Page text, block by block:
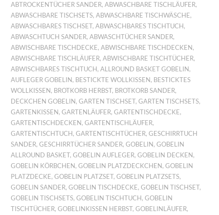
ABTROCKENTÜCHER SANDER,ABWASCHBARE TISCHLÄUFER,
ABWASCHBARE TISCHSETS,ABWASCHBARE TISCHWÄSCHE,
ABWASCHBARES TISCHSET,ABWASCHBARES TISCHTUCH,
ABWASCHTUCH SANDER,ABWASCHTÜCHER SANDER,
ABWISCHBARE TISCHDECKE,ABWISCHBARE TISCHDECKEN,
ABWISCHBARE TISCHLÄUFER,ABWISCHBARE TISCHTÜCHER,
ABWISCHBARES TISCHTUCH,ALLROUND BASKET GOBELIN,
AUFLEGER GOBELIN, BESTICKTE WOLLKISSEN, BESTICKTES
WOLLKISSEN, BROTKORB HERBST, BROTKORB SANDER,
DECKCHEN GOBELIN,GARTEN TISCHSET,GARTEN TISCHSETS,
GARTENKISSEN,GARTENLÄUFER,GARTENTISCHDECKE,
GARTENTISCHDECKEN,GARTENTISCHLÄUFER,
GARTENTISCHTUCH,GARTENTISCHTÜCHER,GESCHIRRTUCH
SANDER,GESCHIRRTÜCHER SANDER,GOBELIN,GOBELIN
ALLROUND BASKET,GOBELIN AUFLEGER,GOBELIN DECKEN,
GOBELIN KÖRBCHEN,GOBELIN PLATZDECKCHEN,GOBELIN
PLATZDECKE,GOBELIN PLATZSET,GOBELIN PLATZSETS,
GOBELIN SANDER,GOBELIN TISCHDECKE,GOBELIN TISCHSET,
GOBELIN TISCHSETS,GOBELIN TISCHTUCH,GOBELIN
TISCHTÜCHER,GOBELINKISSEN HERBST,GOBELINLÄUFER,